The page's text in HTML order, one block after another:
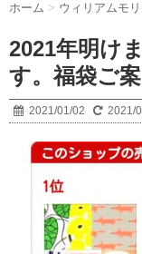
ホーム > ウィリアムモ
2021年明け
す。福袋ご案
2021/01/02 2021/